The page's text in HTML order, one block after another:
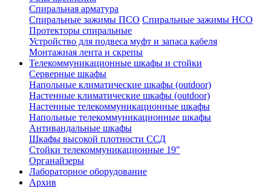
Спиральная арматура
Спиральные зажимы ПСО Спиральные зажимы НСО
Протекторы спиральные
Устройство для подвеса муфт и запаса кабеля
Монтажная лента и скрепы
Телекоммуникационные шкафы и стойки
Серверные шкафы
Напольные климатические шкафы (outdoor)
Настенные климатические шкафы (outdoor)
Настенные телекоммуникационные шкафы
Напольные телекоммуникационные шкафы
Антивандальные шкафы
Шкафы высокой плотности ССД
Стойки телекоммуникационные 19"
Органайзеры
Лабораторное оборудование
Архив